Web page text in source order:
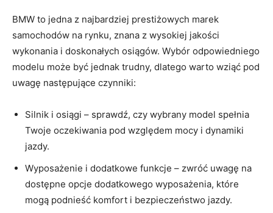
BMW to jedna z najbardziej prestiżowych marek
samochodów na rynku, znana z⁣ wysokiej jakości
⁣wykonania i doskonałych osiągów. Wybór odpowiedniego
modelu może być jednak trudny, dlatego warto wziąć pod
uwagę‍ następujące czynniki:
Silnik i osiągi – sprawdź, ⁢czy ⁣wybrany model spełnia
Twoje oczekiwania pod‍ względem ⁤mocy i dynamiki
jazdy.
Wyposażenie i dodatkowe ⁢funkcje – zwróć uwagę na
dostępne opcje dodatkowego wyposażenia, które
mogą podnieść komfort i bezpieczeństwo jazdy.